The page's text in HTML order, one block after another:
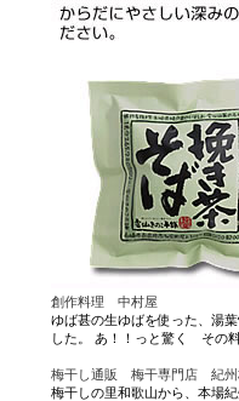
創作料理 中村屋
ゆば甚の生ゆばを使った、湯
した。 あ！！っと驚く その
梅干し通販 梅干専門店 紀州
梅干しの里和歌山から、本場